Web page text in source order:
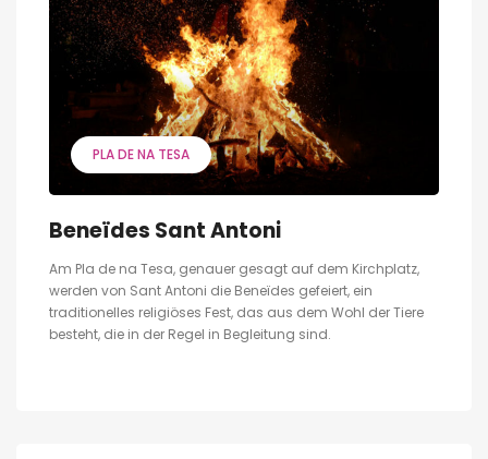
PLA DE NA TESA
Beneïdes Sant Antoni
Am Pla de na Tesa, genauer gesagt auf dem Kirchplatz,
werden von Sant Antoni die Beneïdes gefeiert, ein
traditionelles religiöses Fest, das aus dem Wohl der Tiere
besteht, die in der Regel in Begleitung sind.